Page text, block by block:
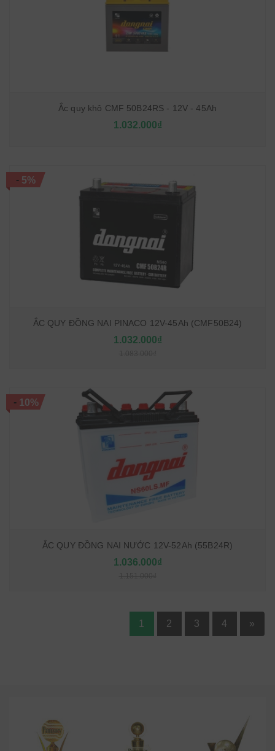
Ắc quy khô CMF 50B24RS - 12V - 45Ah
1.032.000₫
- 5%
ẮC QUY ĐỒNG NAI PINACO 12V-45Ah (CMF50B24)
1.032.000₫
-10%
ẮC QUY ĐỒNG NAI NƯỚC 12V-52Ah (55B24R)
1.036.000₫
1 2 3 4 »